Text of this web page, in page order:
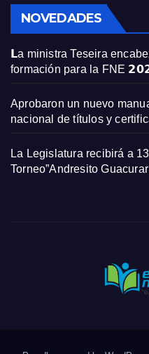
NOVEDADES
𝗟a ministra Teseira
formación para la FNE
Aprobaron un nuevo
nacional de títulos y
La Legislatura recibirá a
Torneo”Andresito